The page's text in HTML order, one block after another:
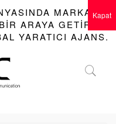
MARKALAR
ARAYA GETIREN
YARATICI AJANS.
Kapat